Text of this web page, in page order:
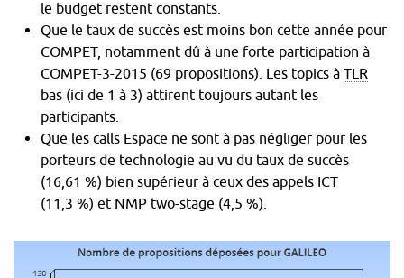
le budget restent constants.
Que le taux de succès est moins bon cette année pour
COMPET, notamment dû à une forte participation à
COMPET-3-2015 (69 propositions). Les topics à TLR
bas (ici de 1 à 3) attirent toujours autant les
participants.
Que les calls Espace ne sont à pas négliger pour les
porteurs de technologie au vu du taux de succès
(16,61 %) bien supérieur à ceux des appels ICT
(11,3 %) et NMP two-stage (4,5 %).